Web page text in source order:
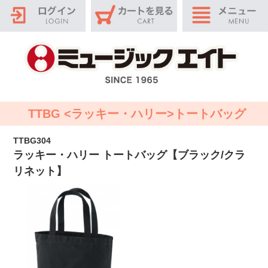
TTBG <ラッキー・ハリー>トートバッグ
TTBG304
ラッキー・ハリー トートバッグ【ブラック/クラ
リネット】